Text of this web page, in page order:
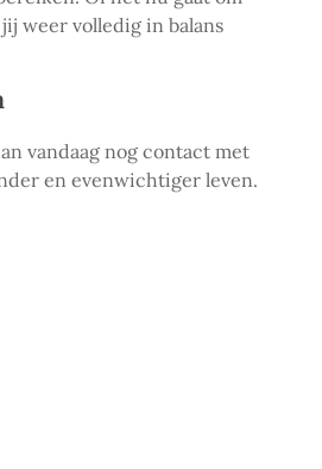
weer volledig in balans
vandaag nog contact met
en evenwichtiger leven.